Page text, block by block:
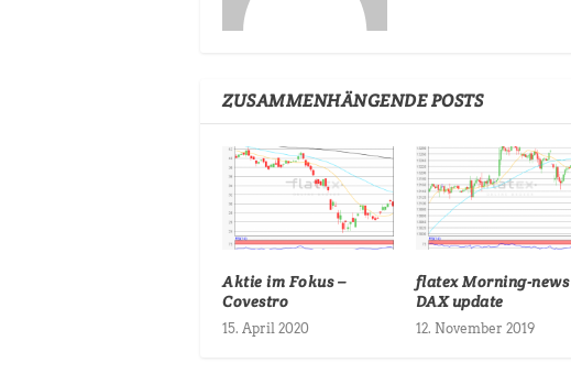
ZUSAMMENHÄNGENDE POSTS
Aktie im Fokus –
Covestro
15. April 2020
flatex Morning-news
DAX update
12. November 2019